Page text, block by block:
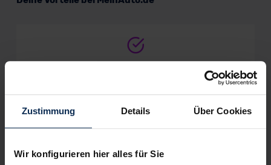
Zustimmung Details Über Cookies
Wir konfigurieren hier alles für Sie